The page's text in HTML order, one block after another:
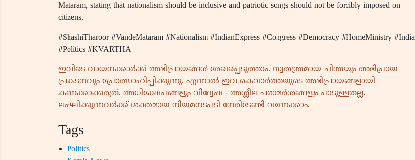
Mataram, stating that nationalism should be inclusive and patriotic songs should not be forcibly imposed on
citizens.
#ShashiTharoor #VandeMataram #Nationalism #IndianExpress #Congress #Democracy #HomeMinistry #India
#Politics #KVARTHA
ഇവിടെ വായനക്കാർക്ക് അഭിപ്രായങ്ങൾ രേഖപ്പെടുത്താം. സ്വതന്ത്രമായ ചിന്തയും അഭിപ്രായ
പ്രകടനവും പ്രോത്സാഹിപ്പിക്കുന്നു. എന്നാൽ ഇവ കെവാർത്തയുടെ അഭിപ്രായങ്ങളായി
കണക്കാക്കരുത്. അധിക്ഷേപങ്ങളും വിദ്വേഷ - അശ്ലീല പരാമർശങ്ങളും പാടുള്ളതല്ല.
ലംഘിക്കുന്നവർക്ക് ശക്തമായ നിയമനടപടി നേരിടേണ്ടി വന്നേക്കാം.
Tags
Politics